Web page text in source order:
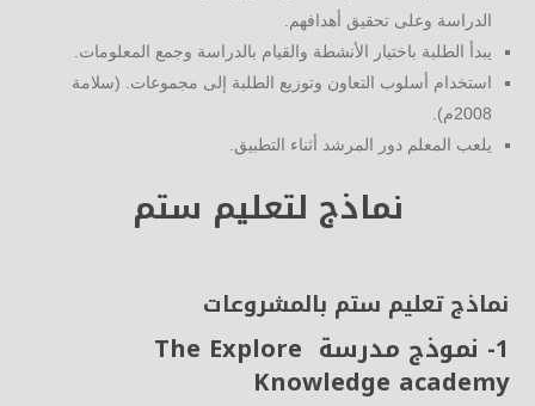
الدراسة وعلى تحقيق أهدافهم.
يبدأ الطلبة باختيار الأنشطة والقيام بالدراسة وجمع المعلومات.
استخدام أسلوب التعاون وتوزيع الطلبة إلى مجموعات. (سلامة
2008م).
يلعب المعلم دور المرشد أثناء التطبيق.
نماذج لتعليم ستم
نماذج تعليم ستم بالمشروعات
1- نموذج مدرسة The Explore
Knowledge academy